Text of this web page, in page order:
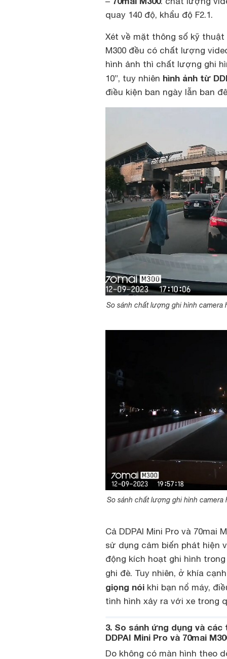
quay 140 độ, khẩu độ F2.1.
Xét về mặt thông số kỹ thuật
M300 đều có chất lượng
hình ảnh thì chất lượng ghi
10”, tuy nhiên hình ảnh từ
điều kiện ban ngày lẫn ban
So sánh chất lượng ghi hình camera
So sánh chất lượng ghi hình camera
Cả DDPAI Mini Pro và 70mai
sử dụng cảm biến phát hiện
động kích hoạt ghi hình
ghi đè. Tuy nhiên, ở khía
giọng nói khi bạn nổ máy,
tình hình xảy ra với xe trong
3. So sánh ứng dụng và
DDPAI Mini Pro và 70mai
Do không có màn hình theo